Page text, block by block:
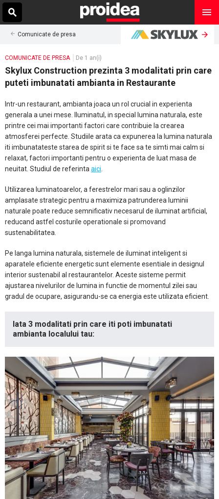
Comunicate de presa
COMUNICATE DE PRESA De 1 an(i)
Skylux Construction prezinta 3 modalitati prin care
puteti imbunatati ambianta in Restaurante
Intr-un restaurant, ambianta joaca un rol crucial in experienta
generala a unei mese. Iluminatul, in special lumina naturala, este
printre cei mai importanti factori care contribuie la crearea
atmosferei perfecte. Studiile arata ca expunerea la lumina naturala
iti imbunatateste starea de spirit si te face sa te simti mai calm si
relaxat, factori importanti pentru o experienta de luat masa de
neuitat. Studiul de referinta aici
Utilizarea luminatoarelor, a ferestrelor mari sau a oglinzilor
amplasate strategic pentru a maximiza patrunderea luminii
naturale poate reduce semnificativ necesarul de iluminat artificial,
reducand astfel costurile operationale si promovand
sustenabilitatea.
Pe langa lumina naturala, sistemele de iluminat inteligent si
aparatele eficiente energetic sunt elemente esentiale in designul
interior sustenabil al restaurantelor. Aceste sisteme permit
ajustarea nivelurilor de lumina in functie de momentul zilei sau
gradul de ocupare, asigurandu-se ca energia este utilizata eficient.
Iata 3 modalitati prin care iti poti imbunatati
ambianta localului tau: